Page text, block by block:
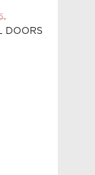
DOORS